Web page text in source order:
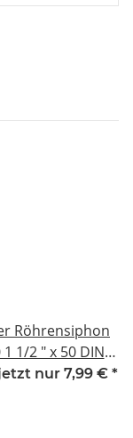
Röhrensiphon
1 1/2 " x 50 DIN
1-010223 NEU
nur 7,99 € *